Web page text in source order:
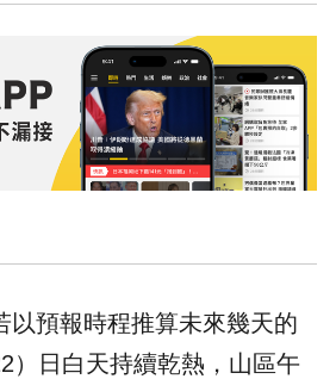
以預報時程推算未來幾天的
）日白天持續乾熱，山區午